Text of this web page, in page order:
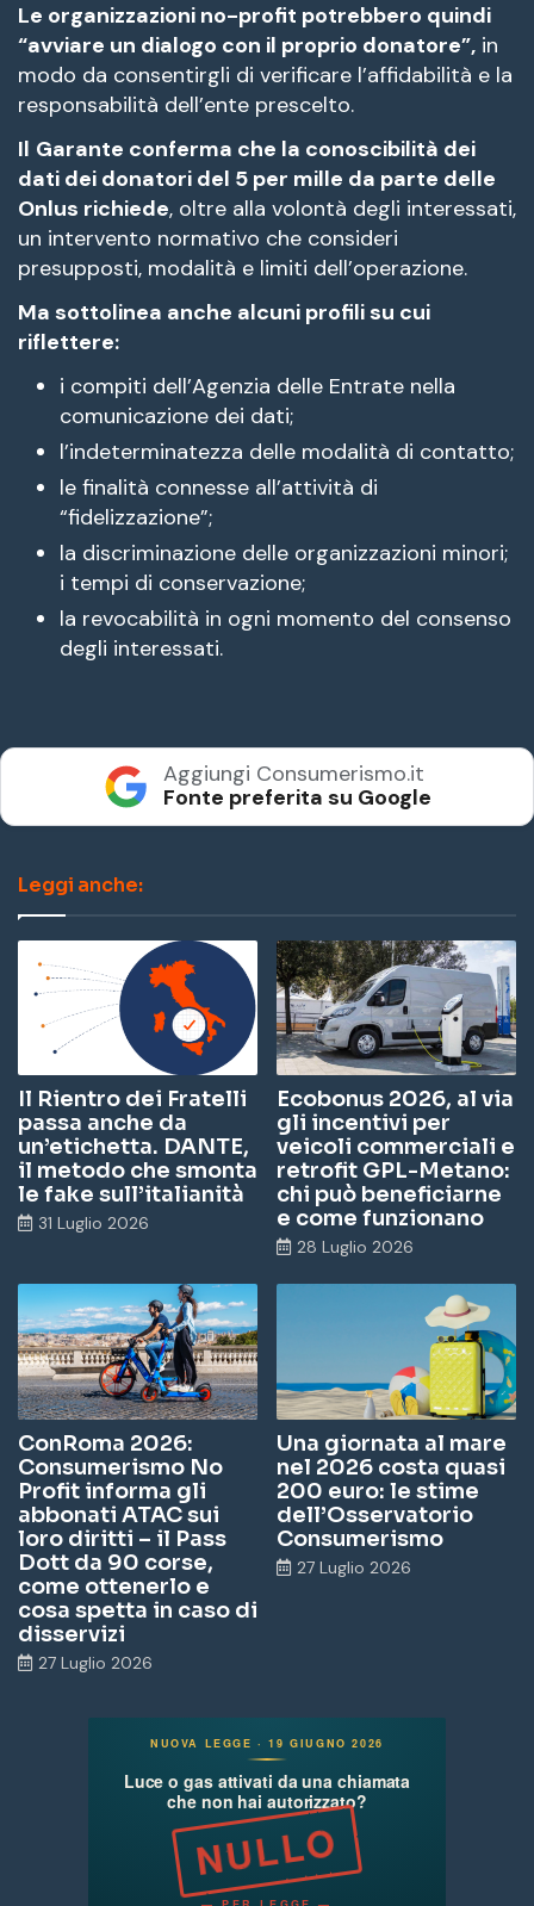
Le organizzazioni no-profit potrebbero quindi
“avviare un dialogo con il proprio donatore”, in
modo da consentirgli di verificare l’affidabilità e la
responsabilità dell’ente prescelto.
Il Garante conferma che la conoscibilità dei
dati dei donatori del 5 per mille da parte delle
Onlus richiede, oltre alla volontà degli interessati,
un intervento normativo che consideri
presupposti, modalità e limiti dell’operazione.
Ma sottolinea anche alcuni profili su cui
riflettere:
i compiti dell’Agenzia delle Entrate nella
comunicazione dei dati;
l’indeterminatezza delle modalità di contatto;
le finalità connesse all’attività di
“fidelizzazione”;
la discriminazione delle organizzazioni minori;
i tempi di conservazione;
la revocabilità in ogni momento del consenso
degli interessati.
Aggiungi Consumerismo.it
Fonte preferita su Google
Leggi anche:
Il Rientro dei Fratelli
passa anche da
un’etichetta. DANTE,
il metodo che smonta
le fake sull’italianità
31 Luglio 2026
Ecobonus 2026, al via
gli incentivi per
veicoli commerciali e
retrofit GPL-Metano:
chi può beneficiarne
e come funzionano
28 Luglio 2026
ConRoma 2026:
Consumerismo No
Profit informa gli
abbonati ATAC sui
loro diritti – il Pass
Dott da 90 corse,
come ottenerlo e
cosa spetta in caso di
disservizi
27 Luglio 2026
Una giornata al mare
nel 2026 costa quasi
200 euro: le stime
dell’Osservatorio
Consumerismo
27 Luglio 2026